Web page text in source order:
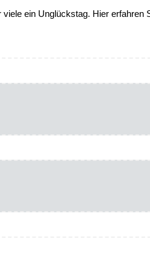
ein Unglückstag. Hier erfahren